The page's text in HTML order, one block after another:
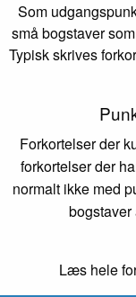
Som
små bogstaver
Typisk skrives
Forkortelser der
forkortelser der
normalt ikke med
bogstaver
Læs hele